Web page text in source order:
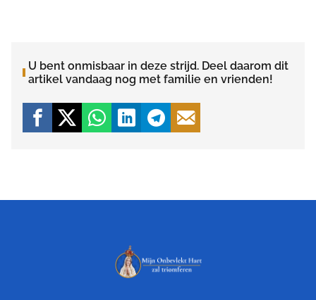
U bent onmisbaar in deze strijd. Deel daarom dit
artikel vandaag nog met familie en vrienden!